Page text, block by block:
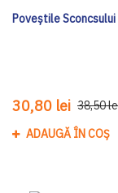
Poveștile
30,80 lei 38,50
ADAUGĂ ÎN COȘ